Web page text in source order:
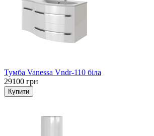
Тумба Vanessa Vndr-110 біла
29100 грн